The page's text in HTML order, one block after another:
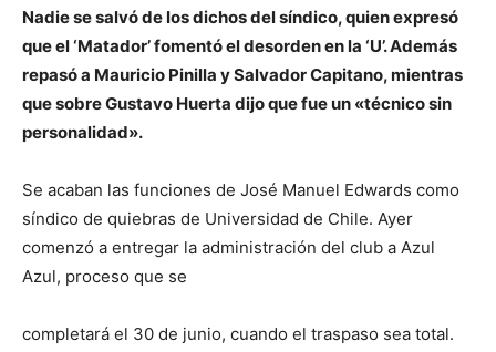
Nadie se salvó de los dichos del síndico, quien expresó
que el ‘Matador’ fomentó el desorden en la ‘U’. Además
repasó a Mauricio Pinilla y Salvador Capitano, mientras
que sobre Gustavo Huerta dijo que fue un «técnico sin
personalidad».
Se acaban las funciones de José Manuel Edwards como
síndico de quiebras de Universidad de Chile. Ayer
comenzó a entregar la administración del club a Azul
Azul, proceso que se
completará el 30 de junio, cuando el traspaso sea total.